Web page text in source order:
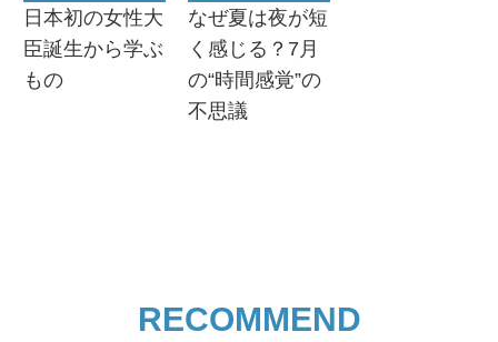
日本初の女性大
臣誕生から学ぶ
もの
なぜ夏は夜が短
く感じる？7月
の“時間感覚”の
不思議
RECOMMEND